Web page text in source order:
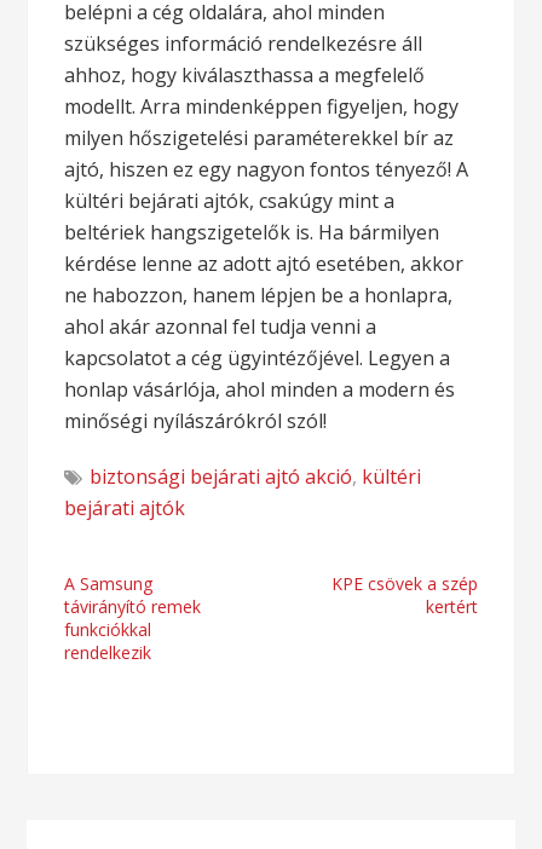
belépni a cég oldalára, ahol minden
szükséges információ rendelkezésre áll
ahhoz, hogy kiválaszthassa a megfelelő
modellt. Arra mindenképpen figyeljen, hogy
milyen hőszigetelési paraméterekkel bír az
ajtó, hiszen ez egy nagyon fontos tényező! A
kültéri bejárati ajtók, csakúgy mint a
beltériek hangszigetelők is. Ha bármilyen
kérdése lenne az adott ajtó esetében, akkor
ne habozzon, hanem lépjen be a honlapra,
ahol akár azonnal fel tudja venni a
kapcsolatot a cég ügyintézőjével. Legyen a
honlap vásárlója, ahol minden a modern és
minőségi nyílászárókról szól!
biztonsági bejárati ajtó akció, kültéri
bejárati ajtók
Bejegyzés
navigáció
A Samsung
távirányító remek
funkciókkal
rendelkezik
KPE csövek a szép
kertért